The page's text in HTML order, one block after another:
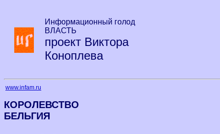
Информационный голод
ВЛАСТЬ
проект Виктора
Коноплева
www.infam.ru
КОРОЛЕВСТВО
БЕЛЬГИЯ